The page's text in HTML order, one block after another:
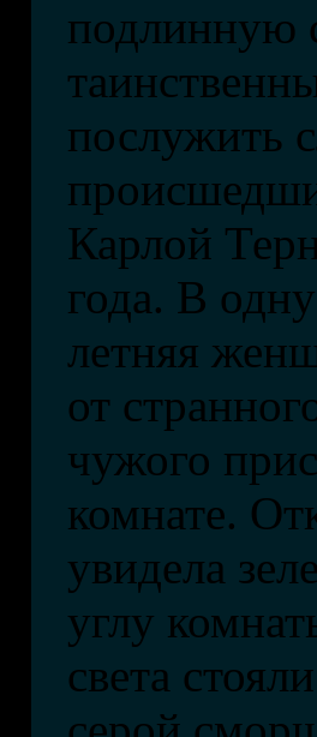
подлинную
послужить
Карлой
года. В
летняя
от
чужого
комнате.
увидела
углу
света